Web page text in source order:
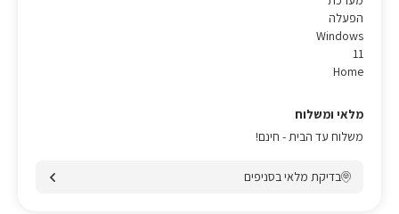
הפעלה
Windows
11
Home
מלאי ומשלוח
משלוח עד הבית - חינם!
בדיקת מלאי בסניפים